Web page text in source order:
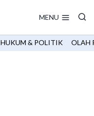
MENU
HUKUM & POLITIK OLAH